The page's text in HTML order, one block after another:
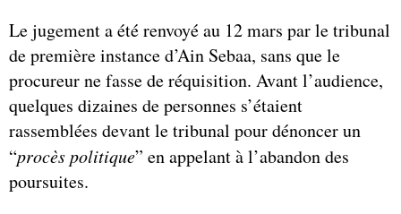
Le jugement a été renvoyé au 12 mars par le tribunal
de première instance d’Ain Sebaa, sans que le
procureur ne fasse de réquisition. Avant l’audience,
quelques dizaines de personnes s’étaient
rassemblées devant le tribunal pour dénoncer un
“procès politique” en appelant à l’abandon des
poursuites.